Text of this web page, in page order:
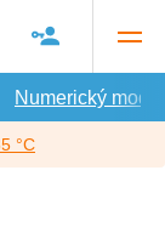
Numerický model
°C